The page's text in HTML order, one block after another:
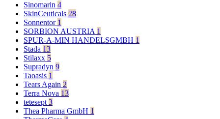
Sinomarin 4
SkinCeuticals 28
Sonnentor 1
SORBION AUSTRIA 1
SPUR-A-MIN HANDELSGMBH 1
Stada 13
Stilaxx 5
Supradyn 9
Taoasis 1
Tears Again 2
Terra Nova 13
tetesept 3
Thea Pharma GmbH 1